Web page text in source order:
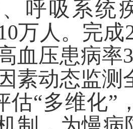
呼吸系统
万人 。 完成
血压患病
素动态监测
估“多维化”